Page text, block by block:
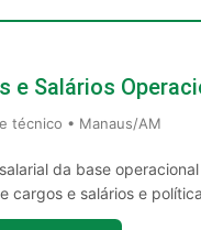
e Salários
técnico • Manaus/AM
da base
cargos e salários e